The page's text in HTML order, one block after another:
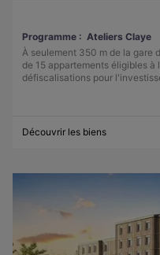
Programme : Ateliers Claye
À seulement 350 m de la gare
de 15 appartements éligibles à
défiscalisations pour
Découvrir les biens